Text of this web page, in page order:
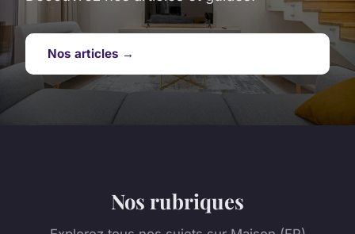
Nos articles →
Nos rubriques